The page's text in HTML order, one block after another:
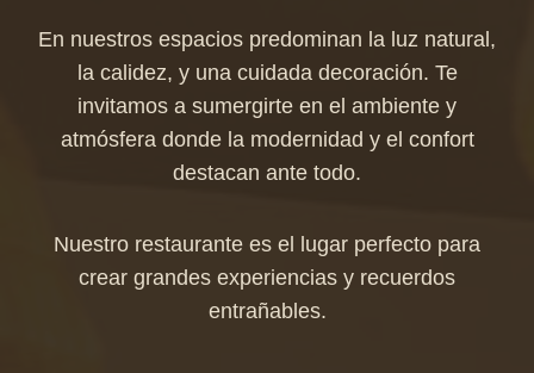
En nuestros espacios predominan la luz natural,
la calidez, y una cuidada decoración. Te
invitamos a sumergirte en el ambiente y
atmósfera donde la modernidad y el confort
destacan ante todo.
Nuestro restaurante es el lugar perfecto para
crear grandes experiencias y recuerdos
entrañables.